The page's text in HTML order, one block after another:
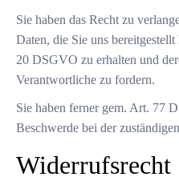
Sie haben das Recht zu
Daten, die Sie uns
20 DSGVO zu erhalten und
Verantwortliche zu fordern.
Sie haben ferner gem. Art. 77
Beschwerde bei der
Widerrufsrecht